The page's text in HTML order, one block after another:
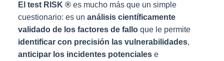
El test RISK ® es mucho más que un simple
cuestionario: es un análisis científicamente
validado de los factores de fallo que le permite
identificar con precisión las vulnerabilidades,
anticipar los incidentes potenciales e